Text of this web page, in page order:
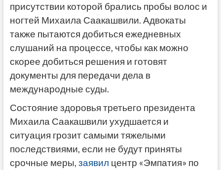
присутствии которой брались пробы волос и
ногтей Михаила Саакашвили. Адвокаты
также пытаются добиться ежедневных
слушаний на процессе, чтобы как можно
скорее добиться решения и готовят
документы для передачи дела в
международные суды.
Состояние здоровья третьего президента
Михаила Саакашвили ухудшается и
ситуация грозит самыми тяжелыми
последствиями, если не будут приняты
срочные меры, заявил центр «Эмпатия» по